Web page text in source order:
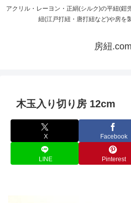
アクリル・レーヨン・正絹(シルク)の平紐(鎧
紐(江戸打紐・唐打紐など)や房を
房紐.com
木玉入り切り房 12cm
X Facebook
LINE Pinterest